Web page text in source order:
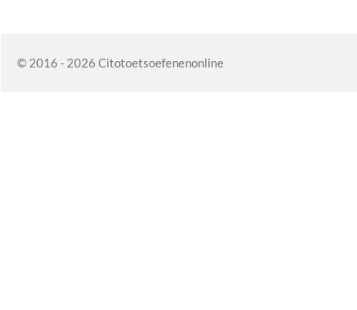
© 2016 - 2026 Citotoetsoefenenonline